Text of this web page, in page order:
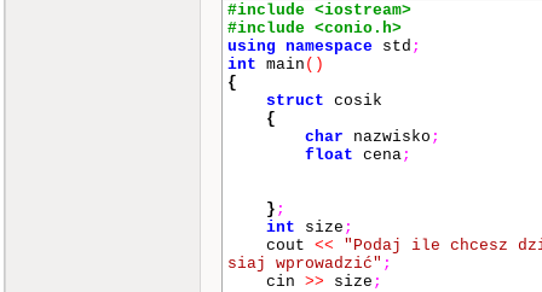
#include <iostream>
#include <conio.h>
using namespace std ;
int main ()
{
struct cosik
{
char nazwisko ;
float cena;
} ;
int size ;
cout <<
"Podaj ile chcesz
siaj wprowadzić" ;
cin >> size ;